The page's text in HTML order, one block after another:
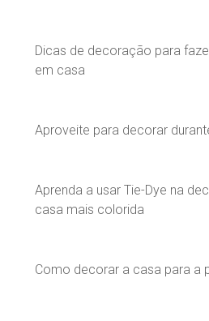
Dicas de decoração para
em casa
Aproveite para decorar
Aprenda a usar Tie-Dye na
casa mais colorida
Como decorar a casa para a